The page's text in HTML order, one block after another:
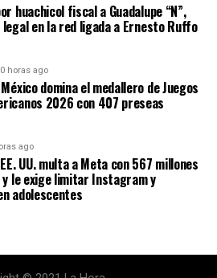
huachicol fiscal a Guadalupe “N”,
legal en la red ligada a Ernesto Ruffo
horas ago
domina el medallero de Juegos
2026 con 407 preseas
ago
UU. multa a Meta con 567 millones
y le exige limitar Instagram y
adolescentes